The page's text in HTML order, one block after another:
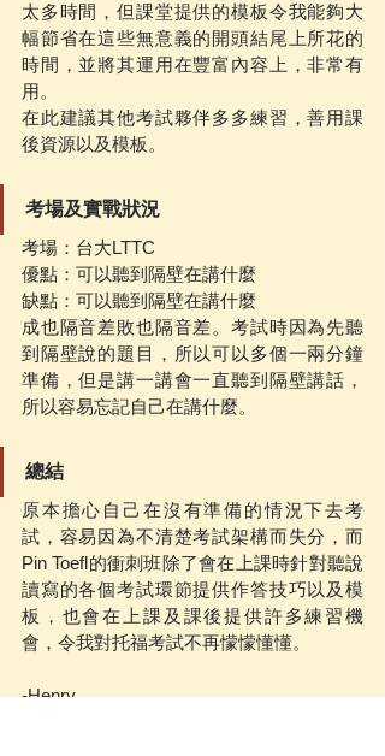
太多時間，但課堂提供的模板令我能夠大
幅節省在這些無意義的開頭結尾上所花的
時間，並將其運用在豐富內容上，非常有
用。
在此建議其他考試夥伴多多練習，善用課
後資源以及模板。
考場及實戰狀況
考場：台大LTTC
優點：可以聽到隔壁在講什麼
缺點：可以聽到隔壁在講什麼
成也隔音差敗也隔音差。考試時因為先聽
到隔壁說的題目，所以可以多個一兩分鐘
準備，但是講一講會一直聽到隔壁講話，
所以容易忘記自己在講什麼。
總結
原本擔心自己在沒有準備的情況下去考
試，容易因為不清楚考試架構而失分，而
Pin Toefl的衝刺班除了會在上課時針對聽說
讀寫的各個考試環節提供作答技巧以及模
板，也會在上課及課後提供許多練習機
會，令我對托福考試不再懞懞懂懂。
-Henry